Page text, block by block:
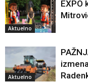
Aktuelno
EXPO
Aktuelno